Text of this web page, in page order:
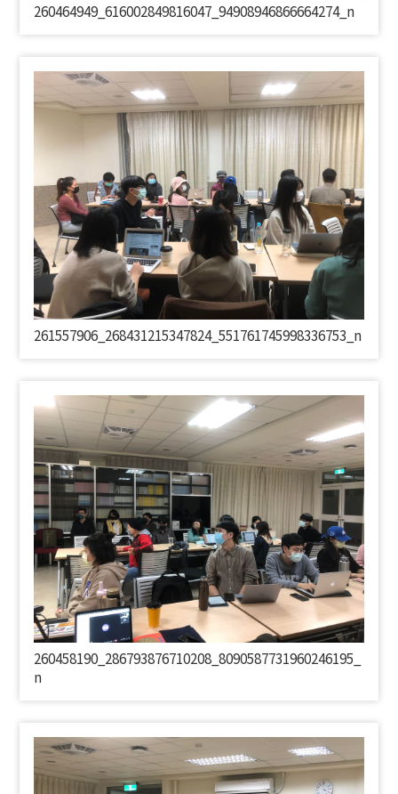
260464949_616002849816047_94908946866664274_ n
261557906_268431215347824_551761745998336753_ n
260458190_286793876710208_8090587731960246195_
n